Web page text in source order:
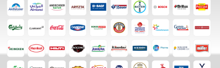
&
Asistencia